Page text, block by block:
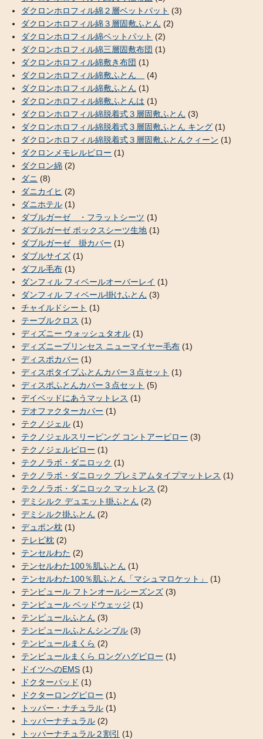
ダクロンホロフィル綿２層ベットパット (3)
ダクロンホロフィル綿３層固敷ふとん (2)
ダクロンホロフィル綿ベットパット (2)
ダクロンホロフィル綿三層固敷布団 (1)
ダクロンホロフィル綿敷き布団 (1)
ダクロンホロフィル綿敷ふとん
(4)
ダクロンホロフィル綿敷ふとん (1)
ダクロンホロフィル綿敷ふとんは (1)
ダクロンホロフィル綿脱着式３層固敷ふとん (3)
ダクロンホロフィル綿脱着式３層固敷ふとん キング (1)
ダクロンホロフィル綿脱着式３層固敷ふとんクィーン (1)
ダクロンメモレルピロー (1)
ダクロン綿 (2)
ダニ (8)
ダニカイヒ (2)
ダニホテル (1)
ダブルガーゼ ・フラットシーツ (1)
ダブルガーゼ ボックスシーツ生地 (1)
ダブルガーゼ 掛カバー (1)
ダブルサイズ (1)
ダフル毛布 (1)
ダンフィル フィベールオーバーレイ (1)
ダンフィル フィベール掛けふとん (3)
チャイルドシート (1)
テーブルクロス (1)
ディズニー ウォッシュタオル (1)
ディズニープリンセス ニューマイヤー毛布 (1)
ディスポカバー (1)
ディスポタイプふとんカバー３点セット (1)
ディスポふとんカバー３点セット (5)
デイベッドにあうマットレス (1)
デオファクターカバー (1)
テクノジェル (1)
テクノジェルスリーピング コントアーピロー (3)
テクノジェルピロー (1)
テクノラボ・ダニロック (1)
テクノラボ・ダニロック プレミアムタイプマットレス (1)
テクノラボ・ダニロック マットレス (2)
デミシルク デュエット掛ふとん (2)
デミシルク掛ふとん (2)
デュポン枕 (1)
テレビ枕 (2)
テンセルわた (2)
テンセルわた100％肌ふとん (1)
テンセルわた100％肌ふとん「マシュマロケット」
(1)
テンピュール フトンオールシーズンズ (3)
テンピュール ベッドウェッジ (1)
テンピュールふとん (3)
テンピュールふとんシンプル (3)
テンピュールまくら (2)
テンピュールまくら ロングハグピロー (1)
ドイツへのEMS (1)
ドクターパッド (1)
ドクターロングピロー (1)
トッパー・ナチュラル (1)
トッパーナチュラル (2)
トッパーナチュラル２割引
(1)